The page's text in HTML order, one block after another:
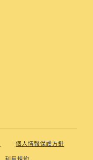
個人情報保護方針